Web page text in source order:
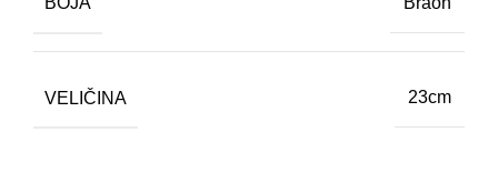
VELIČINA 23cm